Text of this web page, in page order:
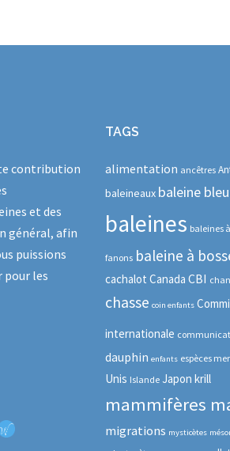
contribution
et des
général, afin
puissions
pour les
TAGS
alimentation ancêtres
baleineaux baleine
baleines baleines
fanons baleine à
cachalot Canada CBI
chasse coin enfants
internationale
dauphin enfants espèces
Unis Islande Japon krill
mammifères
migrations mysticètes